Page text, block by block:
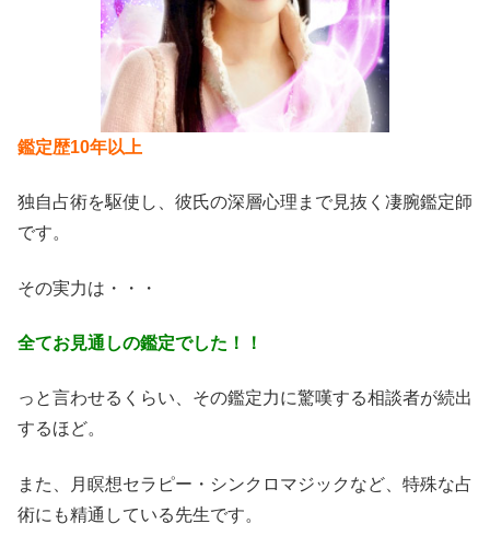
鑑定歴10年以上
独自占術を駆使し、彼氏の深層心理まで見抜く凄腕鑑定師
です。
その実力は・・・
全てお見通しの鑑定でした！！
っと言わせるくらい、その鑑定力に驚嘆する相談者が続出
するほど。
また、月瞑想セラピー・シンクロマジックなど、特殊な占
術にも精通している先生です。